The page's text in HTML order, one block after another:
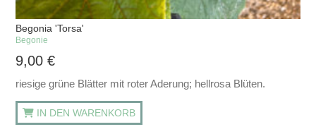
Begonia 'Torsa'
Begonie
9,00€
riesige grüne Blätter mit roter Aderung; hellrosa Blüten.
IN DEN WARENKORB